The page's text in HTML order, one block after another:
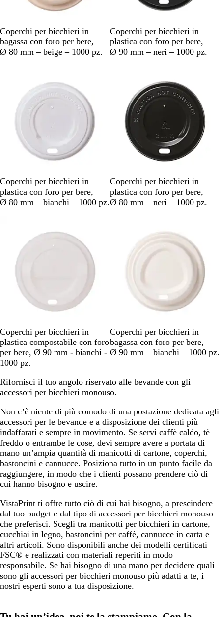
B
e
i
Coperchi per bicchieri in
bagassa con foro per bere,
Ø 80 mm – beige – 1000 pz.
N
e
r
Coperchi per bicchieri in
plastica con foro per bere,
Ø 90 mm – neri – 1000 pz.
B
i
a
Coperchi per bicchieri in
plastica con foro per bere,
Ø 80 mm – bianchi – 1000 pz.
N
e
r
Coperchi per bicchieri in
plastica con foro per bere,
Ø 80 mm – neri – 1000 pz.
B
i
a
n
o
Coperchi per bicchieri in
plastica compostabile con foro
per bere, Ø 90 mm - bianchi -
1000 pz.
B
i
a
o
Coperchi per bicchieri in
bagassa con foro per bere,
Ø 90 mm – bianchi – 1000 pz.
Rifornisci il tuo angolo riservato alle bevande con gli
accessori per bicchieri monouso.
Non c’è niente di più comodo di una postazione dedicata agli
accessori per le bevande e a disposizione dei clienti più
indaffarati e sempre in movimento. Se servi caffè caldo, tè
freddo o entrambe le cose, devi sempre avere a portata di
mano un’ampia quantità di manicotti di cartone, coperchi,
bastoncini e cannucce. Posiziona tutto in un punto facile da
raggiungere, in modo che i clienti possano prendere ciò di
cui hanno bisogno e uscire.
VistaPrint ti offre tutto ciò di cui hai bisogno, a prescindere
dal tuo budget e dal tipo di accessori per bicchieri monouso
che preferisci. Scegli tra manicotti per bicchieri in cartone,
cucchiai in legno, bastoncini per caffè, cannucce in carta e
altri articoli. Sono disponibili anche dei modelli certificati
FSC® e realizzati con materiali reperiti in modo
responsabile. Se hai bisogno di una mano per decidere quali
sono gli accessori per bicchieri monouso più adatti a te, i
nostri esperti sono a tua disposizione.